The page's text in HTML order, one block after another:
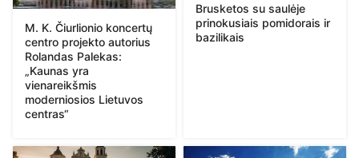
M. K. Čiurlionio koncertų
centro projekto autorius
Rolandas Palekas:
„Kaunas yra
vienareikšmis
moderniosios Lietuvos
centras“
Brusketos su saulėje
prinokusiais pomidorais ir
bazilikais